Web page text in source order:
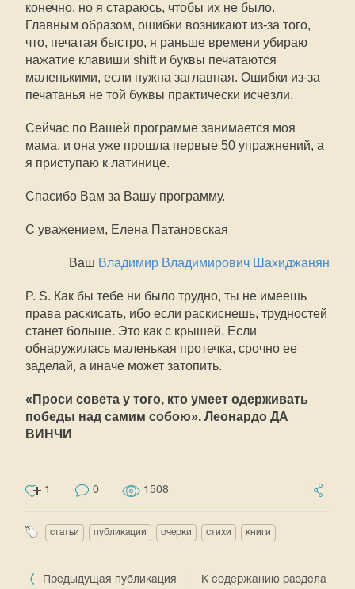
конечно, но я стараюсь, чтобы их не было.
Главным образом, ошибки возникают из-за того,
что, печатая быстро, я раньше времени убираю
нажатие клавиши shift и буквы печатаются
маленькими, если нужна заглавная. Ошибки из-за
печатанья не той буквы практически исчезли.
Сейчас по Вашей программе занимается моя
мама, и она уже прошла первые 50 упражнений, а
я приступаю к латинице.
Спасибо Вам за Вашу программу.
С уважением, Елена Патановская
Ваш Владимир Владимирович Шахиджанян
P. S. Как бы тебе ни было трудно, ты не имеешь
права раскисать, ибо если раскиснешь, трудностей
станет больше. Это как с крышей. Если
обнаружилась маленькая протечка, срочно ее
заделай, а иначе может затопить.
«Проси совета у того, кто умеет одерживать
победы над самим собою». Леонардо ДА
ВИНЧИ
1 0 1508
статьи публикации очерки стихи книги
Предыдущая публикация
К содержанию раздела